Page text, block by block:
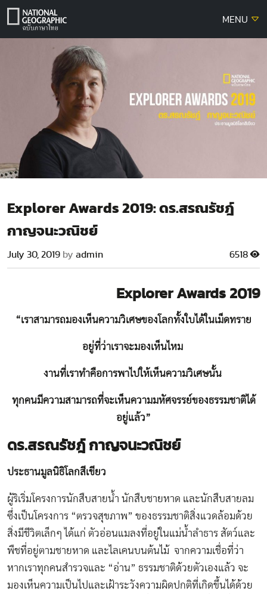
Skip
MENU
Explorer Awards 2019: ดร.สรณรัชฎ์
กาญจนะวณิชย์
July 30, 2019 by admin 6518
Explorer Awards 2019
“เราสามารถมองเห็นความวิเศษของโลกทั้งใบได้ในเม็ดทราย
อยู่ที่ว่าเราจะมองเห็นไหม
งานที่เราทำคือการพาไปให้เห็นความวิเศษนั้น
ทุกคนมีความสามารถที่จะเห็นความมหัศจรรย์ของธรรมชาติได้
อยู่แล้ว”
ดร.สรณรัชฎ์ กาญจนะวณิชย์
ประธานมูลนิธิโลกสีเขียว
ผู้ริเริ่มโครงการนักสืบสายน้ำ นักสืบชายหาด และนักสืบสายลม
ซึ่งเป็นโครงการ “ตรวจสุขภาพ” ของธรรมชาติสิ่งแวดล้อมด้วย
สิ่งมีชีวิตเล็กๆ ได้แก่ ตัวอ่อนแมลงที่อยู่ในแม่น้ำลำธาร สัตว์และ
พืชที่อยู่ตามชายหาด และไลเคนบนต้นไม้ จากความเชื่อที่ว่า
หากเราทุกคนสำรวจและ “อ่าน” ธรรมชาติด้วยตัวเองแล้ว จะ
มองเห็นความเป็นไปและเฝ้าระวังความผิดปกติที่เกิดขึ้นได้ด้วย